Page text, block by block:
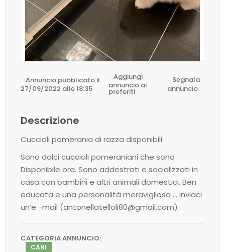
Annuncio pubblicato il
27/09/2022 alle 18:35
Aggiungi
annuncio ai
preferiti
Segnala
annuncio
Descrizione
Cuccioli pomerania di razza disponibili
Sono dolci cuccioli pomeraniani che sono
Disponibile ora. Sono addestrati e socializzati in
casa con bambini e altri animali domestici. Ben
educata e una personalità meravigliosa … inviaci
un’e -mail (antonellatelloli80@gmail.com)
CATEGORIA ANNUNCIO:
CANI